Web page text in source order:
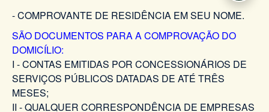
- COMPROVANTE DE RESIDÊNCIA EM SEU NOME.
SÃO DOCUMENTOS PARA A COMPROVAÇÃO DO
DOMICÍLIO:
I - CONTAS EMITIDAS POR CONCESSIONÁRIOS DE
SERVIÇOS PÚBLICOS DATADAS DE ATÉ TRÊS
MESES;
II - QUALQUER CORRESPONDÊNCIA DE EMPRESAS